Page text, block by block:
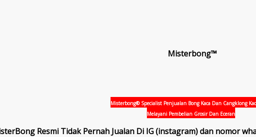
Misterbong™
Misterbong® Specialist Penjualan Bong Kaca Dan Cangklong
Melayani Pembelian Grosir Dan Eceran
Resmi Tidak Pernah Jualan Di IG (instagram) dan nomor